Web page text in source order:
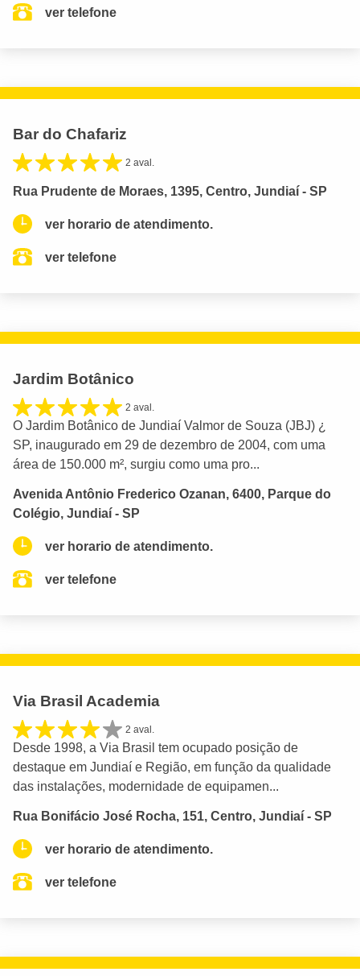
ver telefone
Bar do Chafariz
2 aval.
Rua Prudente de Moraes, 1395, Centro, Jundiaí - SP
ver horario de atendimento.
ver telefone
Jardim Botânico
2 aval.
O Jardim Botânico de Jundiaí Valmor de Souza (JBJ) ¿
SP, inaugurado em 29 de dezembro de 2004, com uma
área de 150.000 m², surgiu como uma pro...
Avenida Antônio Frederico Ozanan, 6400, Parque do
Colégio, Jundiaí - SP
ver horario de atendimento.
ver telefone
Via Brasil Academia
2 aval.
Desde 1998, a Via Brasil tem ocupado posição de
destaque em Jundiaí e Região, em função da qualidade
das instalações, modernidade de equipamen...
Rua Bonifácio José Rocha, 151, Centro, Jundiaí - SP
ver horario de atendimento.
ver telefone